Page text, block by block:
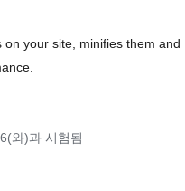
your site, minifies them and
와)과 시험됨